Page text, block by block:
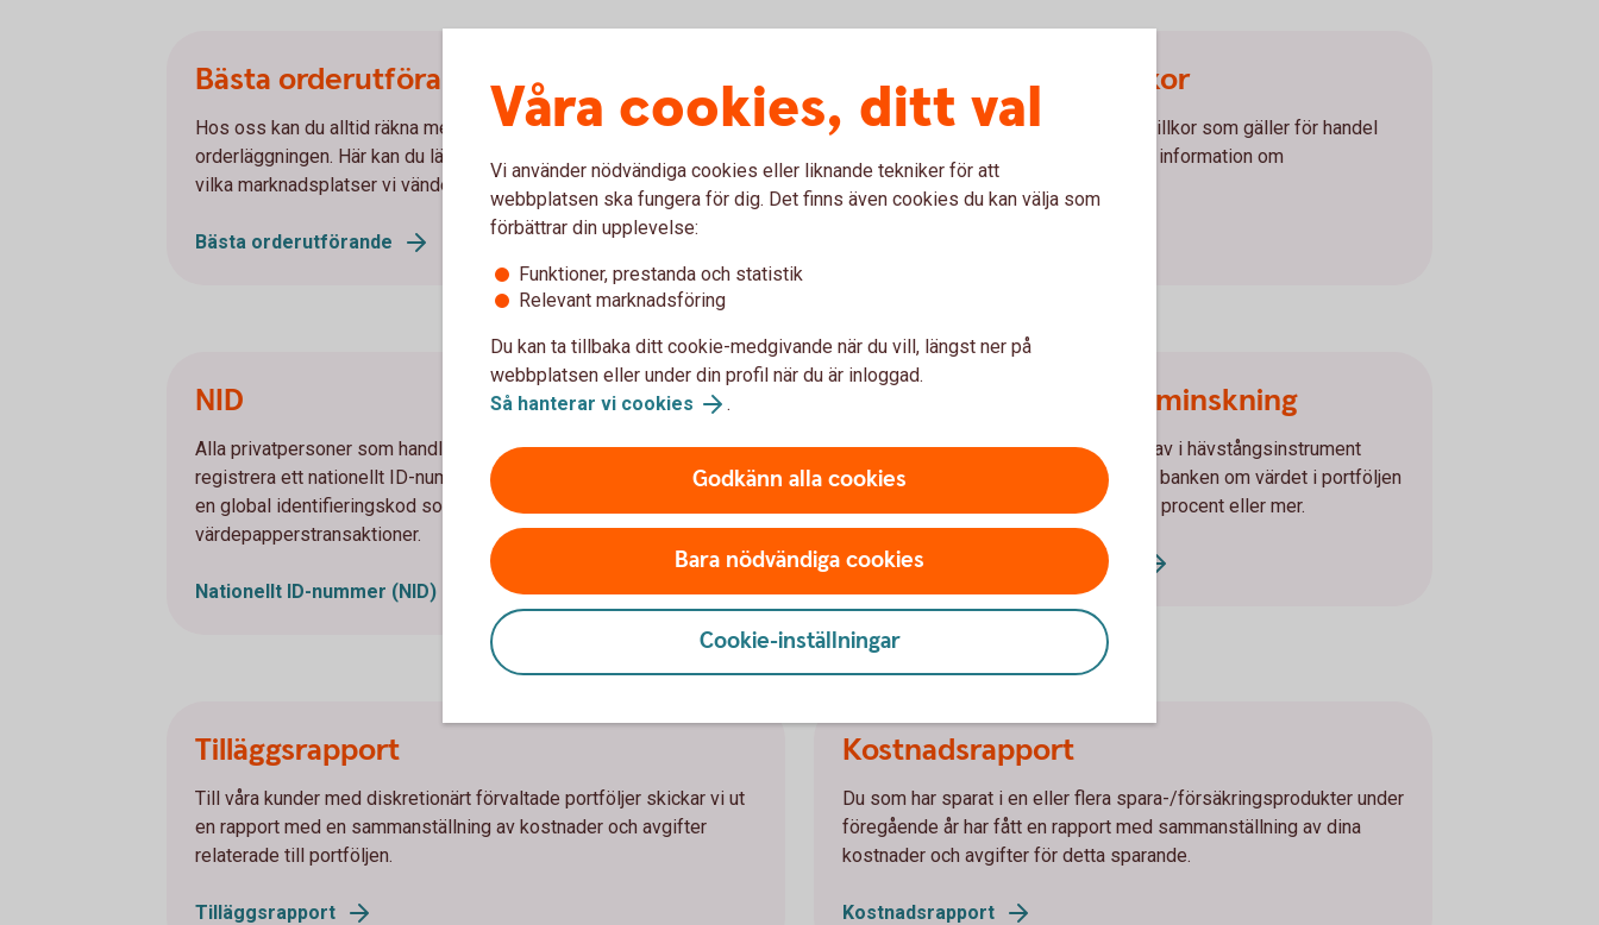
Bästa orderutförande
Hos oss kan du alltid räkna med att bli rättvist hanterad i
orderläggningen. Här kan du läsa i detalj hur vi utför din order och till
vilka marknadsplatser vi vänder oss till.
Bästa orderutförande
Avtal och allmänna villkor
Här hittar du olika avtal och allmänna villkor som gäller för handel
med finansiella instrument samt övrig information om
värdepapperstjänster.
NID
Alla privatpersoner som handlar med värdepapper behöver
registrera ett nationellt ID-nummer, NID, i bankens system. Det är
en global identifieringskod som används vid
värdepapperstransaktioner.
Nationellt ID-nummer (NID)
Du meddelas vid värdeminskning
Har du en förvaltad portfölj eller innehav i hävstångsinstrument
kommer du att få ett meddelande från banken om värdet i portföljen
eller instrumentet har minskat med 10 procent eller mer.
Meddelande vid värdeminskning
Tilläggsrapport
Till våra kunder med diskretionärt förvaltade portföljer skickar vi ut
en rapport med en sammanställning av kostnader och avgifter
relaterade till portföljen.
Tilläggsrapport
Kostnadsrapport
Du som har sparat i en eller flera spara-/försäkringsprodukter under
föregående år har fått en rapport med sammanställning av dina
kostnader och avgifter för detta sparande.
Kostnadsrapport
Våra cookies, ditt val
Vi använder nödvändiga cookies eller liknande tekniker för att
webbplatsen ska fungera för dig. Det finns även cookies du kan välja som
förbättrar din upplevelse:
Funktioner, prestanda och statistik
Relevant marknadsföring
Du kan ta tillbaka ditt cookie-medgivande när du vill, längst ner på
webbplatsen eller under din profil när du är inloggad.
Så hanterar vi cookies
.
Godkänn alla cookies
Bara nödvändiga cookies
Cookie-inställningar